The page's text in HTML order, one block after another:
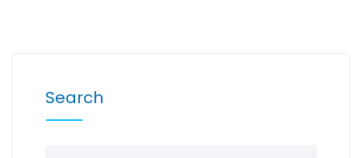
Search